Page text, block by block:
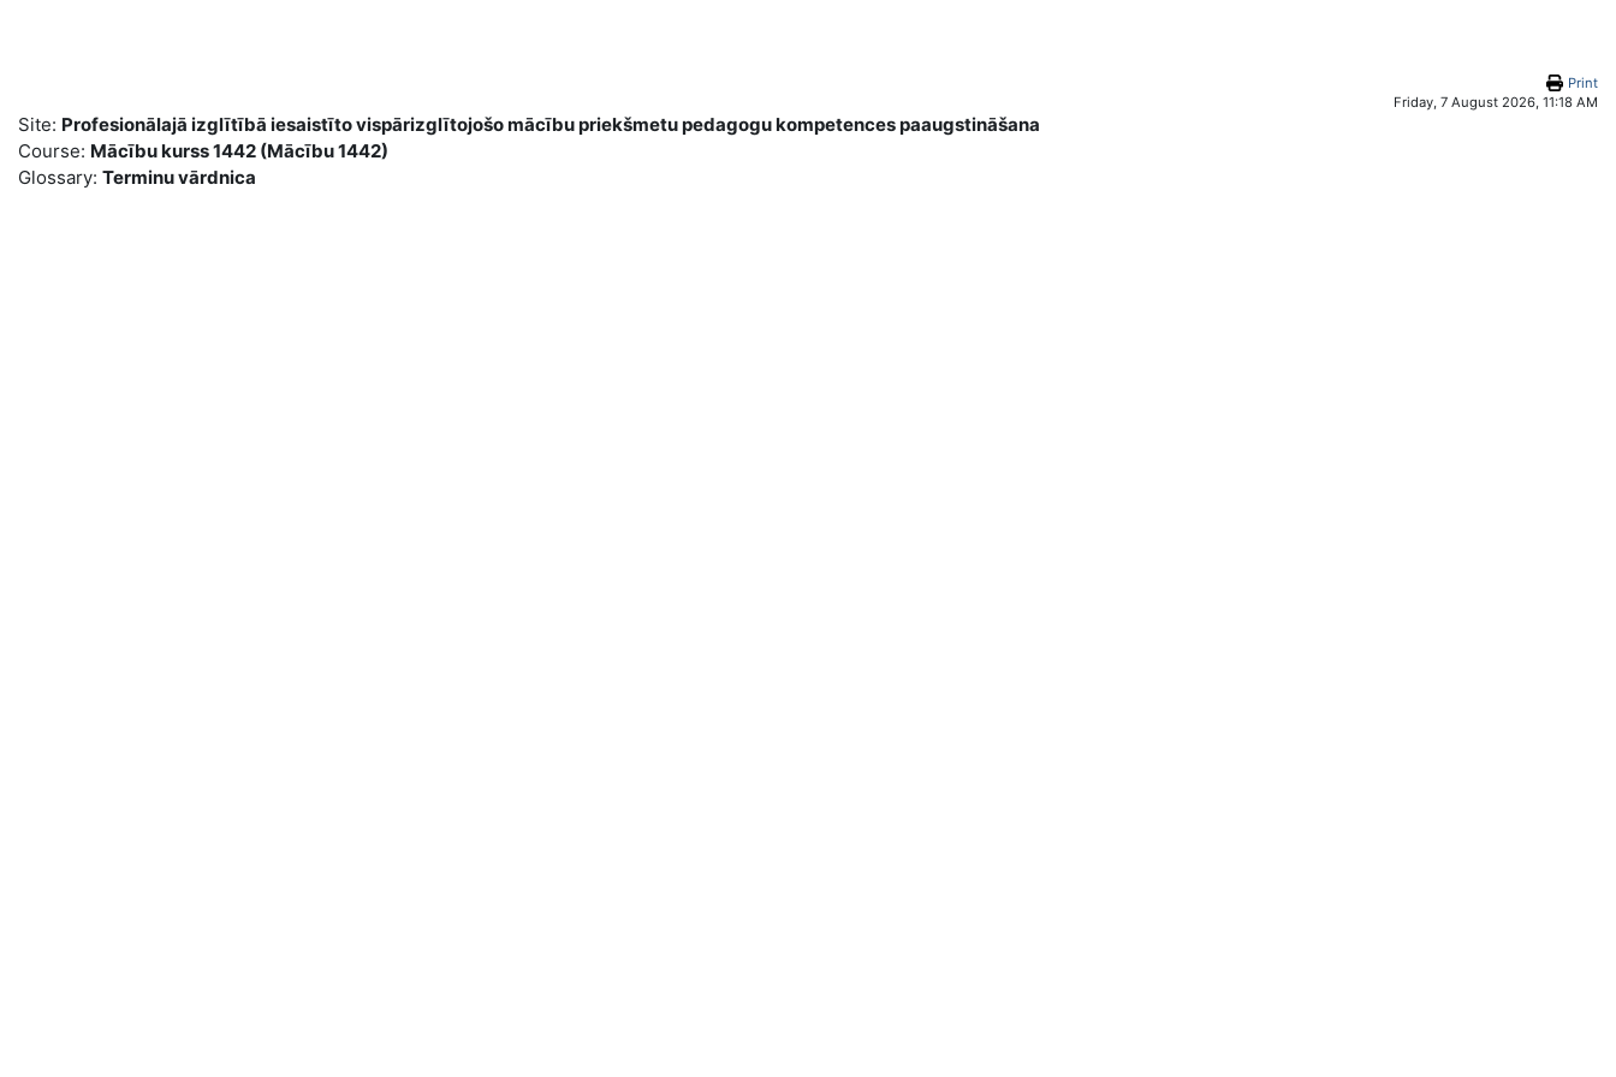
Print
Friday, 7 August 2026, 11:18 AM
Site: Profesionālajā izglītībā iesaistīto vispārizglītojošo mācību priekšmetu pedagogu kompetences paaugstināšana
Course: Mācību kurss 1442 (Mācību 1442)
Glossary: Terminu vārdnica